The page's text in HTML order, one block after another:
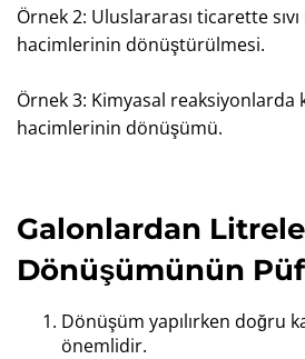
Örnek 2: Uluslararası ticarette
hacimlerinin dönüştürülmesi.
Örnek 3: Kimyasal reaksiyonlarda
hacimlerinin dönüşümü.
Galonlardan
Dönüşümünün
Dönüşüm yapılırken doğru
önemlidir.